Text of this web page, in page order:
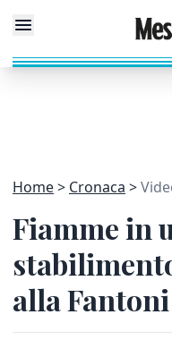
Home Cronaca
Fiamme in
alla